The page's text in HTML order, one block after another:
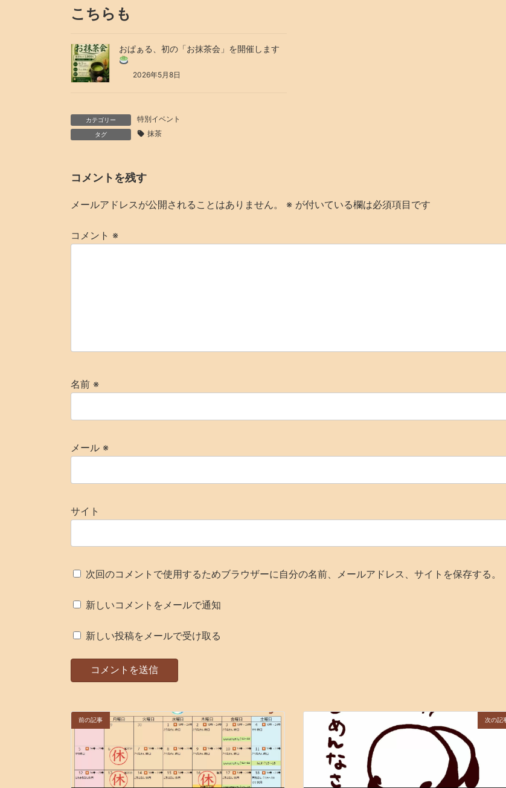
こちらも
おぱぁる、初の「お抹茶会」を開催します
2026年5月8日
カテゴリー 特別イベント
タグ 抹茶
コメントを残す
メールアドレスが公開されることはありません。 ※ が付いている欄は必須項目です
コメント ※
名前 ※
メール ※
サイト
次回のコメントで使用するためブラウザーに自分の名前、メールアドレス、サイトを保存する。
新しいコメントをメールで通知
新しい投稿をメールで受け取る
前の記事 次の記